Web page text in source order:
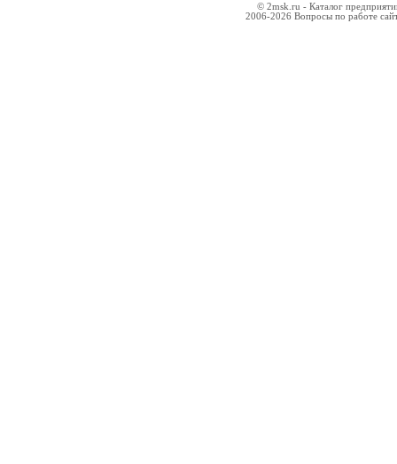
© 2msk.ru - Каталог
2006-2026 Вопросы по работе